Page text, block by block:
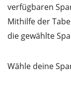
verfügbaren
Mithilfe der
die gewählte
Wähle deine